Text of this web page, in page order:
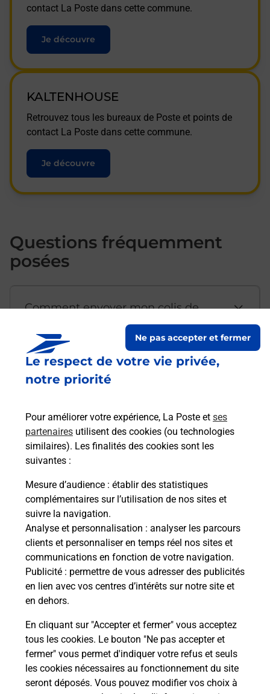
Le respect de votre vie privée,
notre priorité
Pour améliorer votre expérience, La Poste et ses
partenaires utilisent des cookies (ou technologies
similaires). Les finalités des cookies sont les
suivantes :
Mesure d’audience : établir des statistiques
complémentaires sur l’utilisation de nos sites et
suivre la navigation.
Analyse et personnalisation : analyser les parcours
clients et personnaliser en temps réel nos sites et
communications en fonction de votre navigation.
Publicité : permettre de vous adresser des publicités
en lien avec vos centres d’intérêts sur notre site et
en dehors.
En cliquant sur "Accepter et fermer" vous acceptez
tous les cookies. Le bouton "Ne pas accepter et
fermer" vous permet d'indiquer votre refus et seuls
les cookies nécessaires au fonctionnement du site
seront déposés. Vous pouvez modifier vos choix à
Ne pas accepter et fermer
contact La Poste dans cette commune.
Je découvre
KALTENHOUSE
Retrouvez tous les bureaux de Poste et points de
contact La Poste dans cette commune.
Je découvre
Questions fréquemment
posées
Comment envoyer mon colis de
Est-il possible d’acheter un
emballage directement depuis un
Comment demander une
modification de livraison ?
Comment La Poste participe-t-elle
à votre sécurité au quotidien ?
Puis-je passer mon code de la route
avec La Poste et sous quelles
conditions ?
Localiser Liste Bas-Rhin WEITBRUCH